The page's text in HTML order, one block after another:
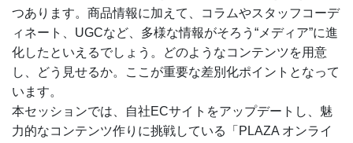
つあります。商品情報に加えて、コラムやスタッフコーデ
ィネート、UGCなど、多様な情報がそろう“メディア”に進
化したといえるでしょう。どのようなコンテンツを用意
し、どう見せるか。ここが重要な差別化ポイントとなって
います。
本セッションでは、自社ECサイトをアップデートし、魅
力的なコンテンツ作りに挑戦している「PLAZA オンライ